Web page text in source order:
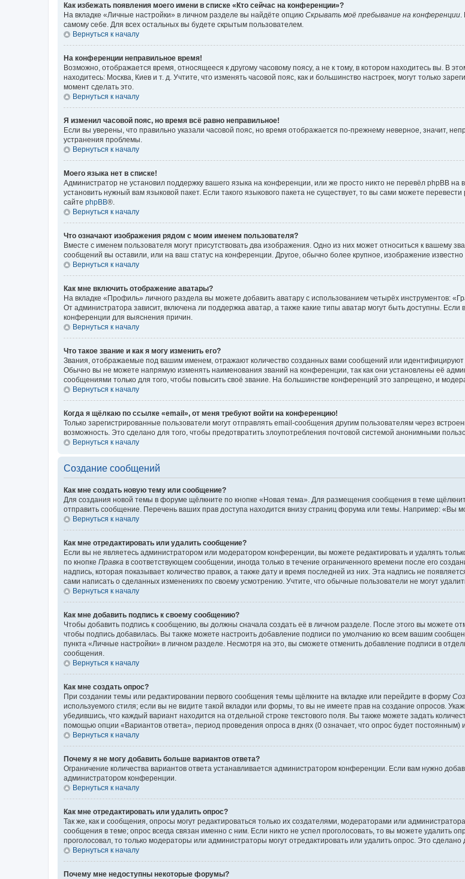
Как избежать появления моего имени в списке «Кто сейчас на конференции»?
На вкладке «Личные настройки» в личном разделе вы найдёте опцию Скрывать моё пребывание на конференции
самому себе. Для всех остальных вы будете скрытым пользователем.
Вернуться к началу
На конференции неправильное время!
Возможно, отображается время, относящееся к другому часовому поясу, а не к тому, в котором находитесь вы. В
находитесь: Москва, Киев и т. д. Учтите, что изменять часовой пояс, как и большинство настроек, могут только
момент сделать это.
Вернуться к началу
Я изменил часовой пояс, но время всё равно неправильное!
Если вы уверены, что правильно указали часовой пояс, но время отображается по-прежнему неверное, значит,
устранения проблемы.
Вернуться к началу
Моего языка нет в списке!
Администратор не установил поддержку вашего языка на конференции, или же просто никто не перевёл phpBB
установить нужный вам языковой пакет. Если такого языкового пакета не существует, то вы сами можете
сайте phpBB®.
Вернуться к началу
Что означают изображения рядом с моим именем пользователя?
Вместе с именем пользователя могут присутствовать два изображения. Одно из них может относиться к вашему
сообщений вы оставили, или на ваш статус на конференции. Другое, обычно более крупное, изображение известно
Вернуться к началу
Как мне включить отображение аватары?
На вкладке «Профиль» личного раздела вы можете добавить аватару с использованием четырёх инструментов:
От администратора зависит, включена ли поддержка аватар, а также какие типы аватар могут быть доступны.
конференции для выяснения причин.
Вернуться к началу
Что такое звание и как я могу изменить его?
Звания, отображаемые под вашим именем, отражают количество созданных вами сообщений или
Обычно вы не можете напрямую изменять наименования званий на конференции, так как они установлены её
сообщениями только для того, чтобы повысить своё звание. На большинстве конференций это запрещено, и
Вернуться к началу
Когда я щёлкаю по ссылке «email», от меня требуют войти на конференцию!
Только зарегистрированные пользователи могут отправлять email-сообщения другим пользователям через
возможность. Это сделано для того, чтобы предотвратить злоупотребления почтовой системой анонимными
Вернуться к началу
Создание сообщений
Как мне создать новую тему или сообщение?
Для создания новой темы в форуме щёлкните по кнопке «Новая тема». Для размещения сообщения в теме
отправить сообщение. Перечень ваших прав доступа находится внизу страниц форума или темы. Например: «Вы
Вернуться к началу
Как мне отредактировать или удалить сообщение?
Если вы не являетесь администратором или модератором конференции, вы можете редактировать и удалять
по кнопке Правка в соответствующем сообщении, иногда только в течение ограниченного времени после его
надпись, которая показывает количество правок, а также дату и время последней из них. Эта надпись не
сами написать о сделанных изменениях по своему усмотрению. Учтите, что обычные пользователи не могут
Вернуться к началу
Как мне добавить подпись к своему сообщению?
Чтобы добавить подпись к сообщению, вы должны сначала создать её в личном разделе. После этого вы можете
чтобы подпись добавилась. Вы также можете настроить добавление подписи по умолчанию ко всем вашим
пункта «Личные настройки» в личном разделе. Несмотря на это, вы сможете отменить добавление подписи в
сообщения.
Вернуться к началу
Как мне создать опрос?
При создании темы или редактировании первого сообщения темы щёлкните на вкладке или перейдите в форму
используемого стиля; если вы не видите такой вкладки или формы, то вы не имеете прав на создание опросов.
убедившись, что каждый вариант находится на отдельной строке текстового поля. Вы также можете задать
помощью опции «Вариантов ответа», период проведения опроса в днях (0 означает, что опрос будет постоянным)
Вернуться к началу
Почему я не могу добавить больше вариантов ответа?
Ограничение количества вариантов ответа устанавливается администратором конференции. Если вам нужно
администратором конференции.
Вернуться к началу
Как мне отредактировать или удалить опрос?
Так же, как и сообщения, опросы могут редактироваться только их создателями, модераторами или
сообщения в теме; опрос всегда связан именно с ним. Если никто не успел проголосовать, то вы можете удалить
проголосовал, то только модераторы или администраторы могут отредактировать или удалить опрос. Это
Вернуться к началу
Почему мне недоступны некоторые форумы?